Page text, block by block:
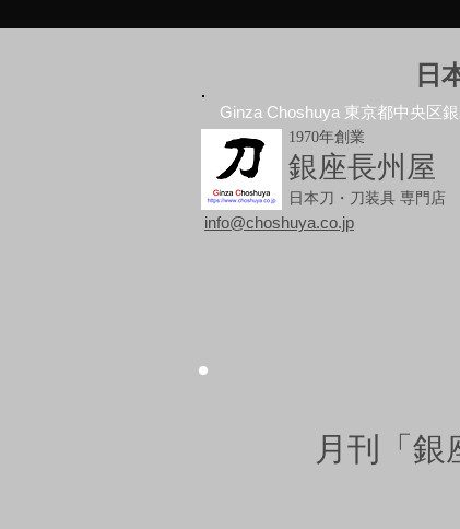
日
Ginza Choshuya 東京都中央区
1970年創業
銀座長州屋
日本刀・刀装具 専門店
info@choshuya.co.jp
月刊「